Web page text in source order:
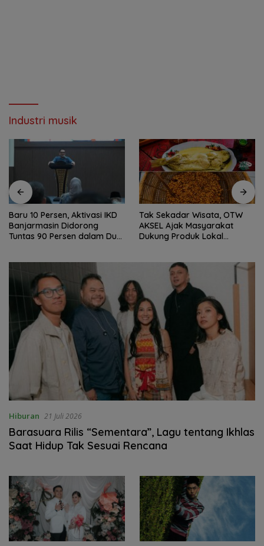
Industri musik
Baru 10 Persen, Aktivasi IKD
Banjarmasin Didorong
Tuntas 90 Persen dalam Dua
Tak Sekadar Wisata, OTW
AKSEL Ajak Masyarakat
Dukung Produk Lokal
Hiburan 21 Juli 2026
Barasuara Rilis “Sementara”, Lagu tentang Ikhlas
Saat Hidup Tak Sesuai Rencana